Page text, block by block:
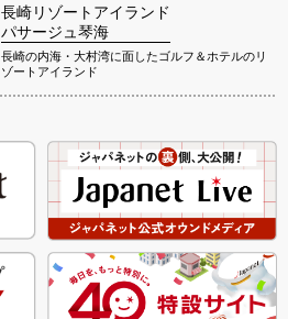
長崎リゾートアイランド
パサージュ琴海
長崎の内海・大村湾に面したゴルフ＆ホテルのリ
ゾートアイランド